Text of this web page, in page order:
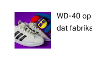
i
g
WD-40
dat